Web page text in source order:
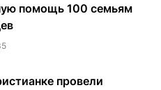
помощь 100 семьям
провели